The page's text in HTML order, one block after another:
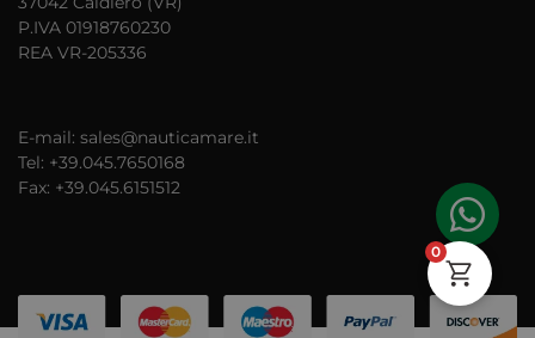
P.IVA 01918760230
REA VR-205336
E-mail: sales@nauticamare.it
Tel: +39.045.7650168
Fax: +39.045.6151512
0